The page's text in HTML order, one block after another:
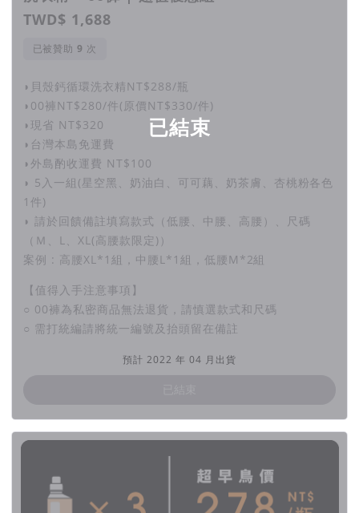
減少了頻繁回購和塑料的使用，同時節省物流空間降低運輸碳
對衣物、肌膚溫和・對環境友善
「EcoCal® 貝殼鈣」能直接添加調配成清潔劑使用，
與水結合能產生活性氧ROS，使細菌細胞膜破裂，達到除菌效
果，
通過SGS實測，除菌率高達99％以上。
經過SGS檢測證實，不會產生促進淡水中藻類生長的營養物質，
進而慢慢耗盡水體中的氧氣，破壞生態系統。
已結束
TWD$ 1,688
已被贊助 次
◗貝殼鈣循環洗衣精NT$288/瓶
◗00褲NT$280/件(原價NT$330/件)
◗現省 NT$320
◗台灣本島免運費
◗外島酌收運費 NT$100
◗ 5入一組(星空黑、奶油白、可可藕、奶茶膚、杏桃粉各色
1件)
◗ 請於回饋備註填寫款式（低腰、中腰、高腰）、尺碼
（Ｍ、L、XL(高腰款限定)）
案例 : 高腰XL*1組，中腰L*1組，低腰M*2組
【值得入手注意事項】
○ 00褲為私密商品無法退貨，請慎選款式和尺碼
○ 需打統編請將統一編號及抬頭留在備註
預計 2022 年 04 月出貨